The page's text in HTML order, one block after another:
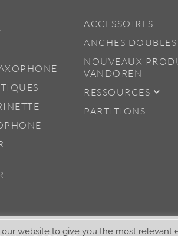
ACCESSOIRES
ANCHES DOUBLES
NOUVEAUX
VANDOREN
RESSOURCES
PARTITIONS
website to give you the most